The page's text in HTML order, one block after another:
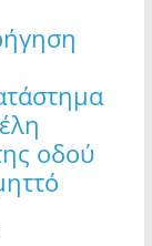
οδού